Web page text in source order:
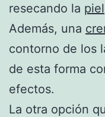
resecando la piel
Además, una
contorno de los
de esta forma
efectos.
La otra opción